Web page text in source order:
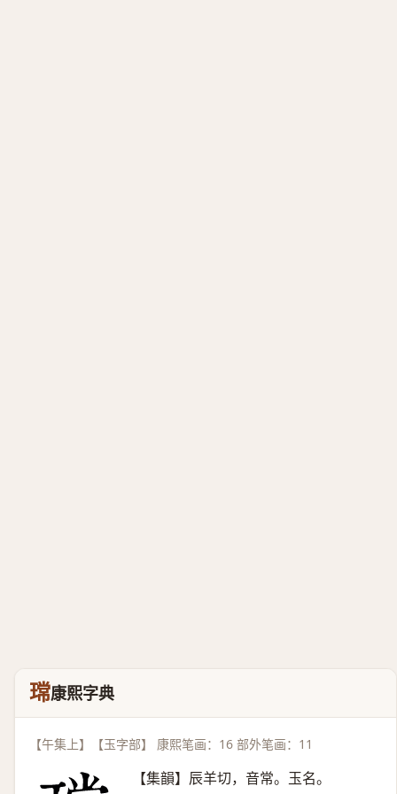
瑺康熙字典
【午集上】【玉字部】 康熙笔画：16 部外笔画：11
【集韻】辰羊切，音常。玉名。